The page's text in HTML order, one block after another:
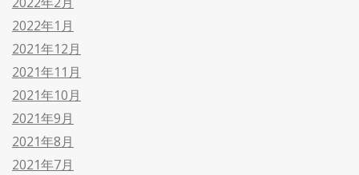
2022年1月
2021年12月
2021年11月
2021年10月
2021年9月
2021年8月
2021年7月